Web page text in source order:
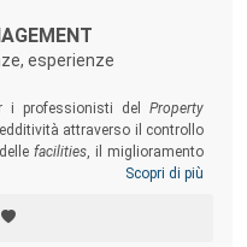
esperienze
i professionisti del Property
attraverso il controllo
facilities , il miglioramento
dei canoni di locazione.
perdere di vista il contesto
Scopri di più